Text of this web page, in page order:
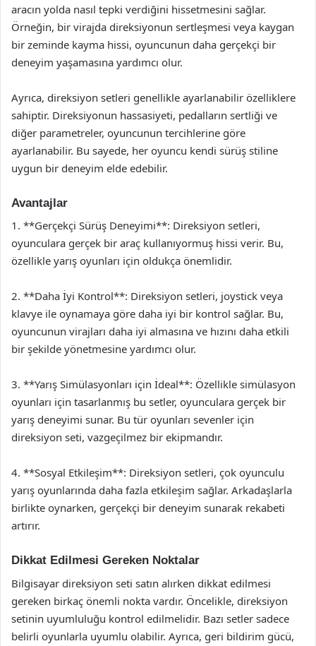
aracın yolda nasıl tepki verdiğini hissetmesini sağlar.
Örneğin, bir virajda direksiyonun sertleşmesi veya kaygan
bir zeminde kayma hissi, oyuncunun daha gerçekçi bir
deneyim yaşamasına yardımcı olur.
Ayrıca, direksiyon setleri genellikle ayarlanabilir özelliklere
sahiptir. Direksiyonun hassasiyeti, pedalların sertliği ve
diğer parametreler, oyuncunun tercihlerine göre
ayarlanabilir. Bu sayede, her oyuncu kendi sürüş stiline
uygun bir deneyim elde edebilir.
Avantajlar
1. **Gerçekçi Sürüş Deneyimi**: Direksiyon setleri,
oyunculara gerçek bir araç kullanıyormuş hissi verir. Bu,
özellikle yarış oyunları için oldukça önemlidir.
2. **Daha İyi Kontrol**: Direksiyon setleri, joystick veya
klavye ile oynamaya göre daha iyi bir kontrol sağlar. Bu,
oyuncunun virajları daha iyi almasına ve hızını daha etkili
bir şekilde yönetmesine yardımcı olur.
3. **Yarış Simülasyonları için İdeal**: Özellikle simülasyon
oyunları için tasarlanmış bu setler, oyunculara gerçek bir
yarış deneyimi sunar. Bu tür oyunları sevenler için
direksiyon seti, vazgeçilmez bir ekipmandır.
4. **Sosyal Etkileşim**: Direksiyon setleri, çok oyunculu
yarış oyunlarında daha fazla etkileşim sağlar. Arkadaşlarla
birlikte oynarken, gerçekçi bir deneyim sunarak rekabeti
artırır.
Dikkat Edilmesi Gereken Noktalar
Bilgisayar direksiyon seti satın alırken dikkat edilmesi
gereken birkaç önemli nokta vardır. Öncelikle, direksiyon
setinin uyumluluğu kontrol edilmelidir. Bazı setler sadece
belirli oyunlarla uyumlu olabilir. Ayrıca, geri bildirim gücü,